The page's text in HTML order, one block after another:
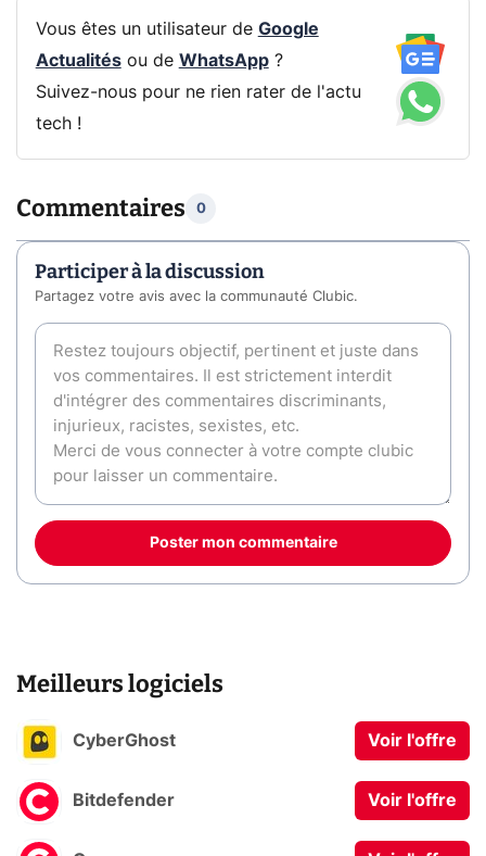
Vous êtes un utilisateur de Google
Actualitésou de WhatsApp?
Suivez-nous pour ne rien rater de l'actu
tech !
Commentaires 0
Participer à la discussion
Partagez votre avis avec la communauté Clubic.
Poster mon commentaire
Meilleurs logiciels
CyberGhost Voir l'offre
Bitdefender Voir l'offre